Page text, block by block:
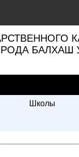
БАЛХАШ
Школы